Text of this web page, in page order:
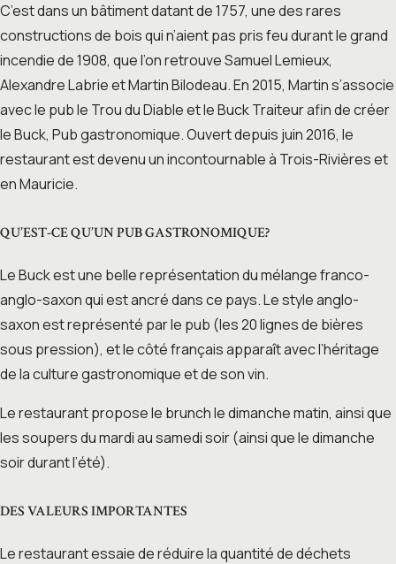
C’est dans un bâtiment datant de 1757, une des rares
constructions de bois qui n’aient pas pris feu durant le grand
incendie de 1908, que l’on retrouve Samuel Lemieux,
Alexandre Labrie et Martin Bilodeau. En 2015, Martin s’associe
avec le pub le Trou du Diable et le Buck Traiteur afin de créer
le Buck, Pub gastronomique. Ouvert depuis juin 2016, le
restaurant est devenu un incontournable à Trois-Rivières et
en Mauricie.
QU’EST-CE QU’UN PUB GASTRONOMIQUE?
Le Buck est une belle représentation du mélange franco-
anglo-saxon qui est ancré dans ce pays. Le style anglo-
saxon est représenté par le pub (les 20 lignes de bières
sous pression), et le côté français apparaît avec l’héritage
de la culture gastronomique et de son vin.
Le restaurant propose le brunch le dimanche matin, ainsi que
les soupers du mardi au samedi soir (ainsi que le dimanche
soir durant l’été).
DES VALEURS IMPORTANTES
Le restaurant essaie de réduire la quantité de déchets